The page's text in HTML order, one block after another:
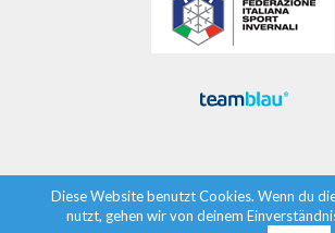
Diese Website benutzt Cookies. Wenn du
nutzt, gehen wir von deinem